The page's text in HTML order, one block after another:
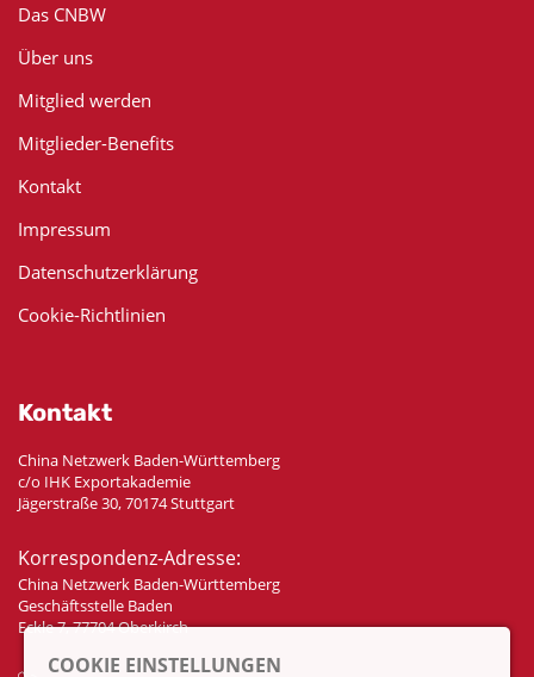
Das CNBW
Über uns
Mitglied werden
Mitglieder-Benefits
Kontakt
Impressum
Datenschutzerklärung
Cookie-Richtlinien
Kontakt
China Netzwerk Baden-Württemberg
c/o IHK Exportakademie
Jägerstraße 30, 70174 Stuttgart
Korrespondenz-Adresse:
China Netzwerk Baden-Württemberg
Geschäftsstelle Baden
Eckle 7, 77704 Oberkirch
COOKIE EINSTELLUNGEN